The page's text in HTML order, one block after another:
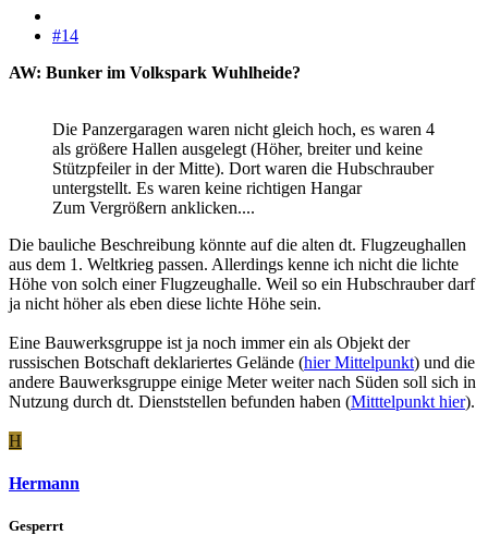
#14
AW: Bunker im Volkspark Wuhlheide?
Die Panzergaragen waren nicht gleich hoch, es waren 4
als größere Hallen ausgelegt (Höher, breiter und keine
Stützpfeiler in der Mitte). Dort waren die Hubschrauber
untergstellt. Es waren keine richtigen Hangar
Zum Vergrößern anklicken....
Die bauliche Beschreibung könnte auf die alten dt. Flugzeughallen
aus dem 1. Weltkrieg passen. Allerdings kenne ich nicht die lichte
Höhe von solch einer Flugzeughalle. Weil so ein Hubschrauber darf
ja nicht höher als eben diese lichte Höhe sein.
Eine Bauwerksgruppe ist ja noch immer ein als Objekt der
russischen Botschaft deklariertes Gelände (hier Mittelpunkt) und die
andere Bauwerksgruppe einige Meter weiter nach Süden soll sich in
Nutzung durch dt. Dienststellen befunden haben (Mitttelpunkt hier).
H
Hermann
Gesperrt